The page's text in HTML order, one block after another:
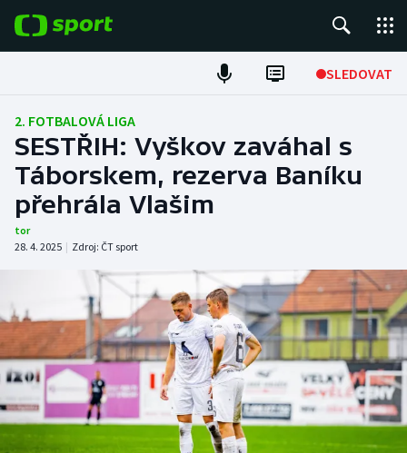
SLEDOVAT
Fotbal
Hokej
Tenis
Atletika
Cyklistika
DALŠÍ SPORTY
Americký fotbal
Baseball a softbal
NEPŘEHLÉDNĚTE
Soutěže
2. FOTBALOVÁ LIGA
SESTŘIH: Vyškov zaváhal s
Táborskem, rezerva Baníku
přehrála Vlašim
tor
28. 4. 2025 | Zdroj: ČT sport